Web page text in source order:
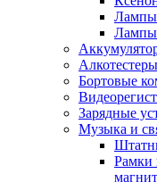
Лампы
Лампы
Алкотестеры
Бортовые
Зарядные
Музыка и
Рамки